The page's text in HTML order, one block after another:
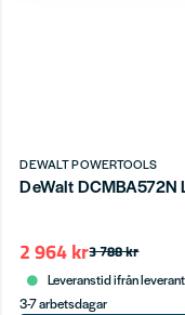
DEWALT POWERTOOLS
DeWalt
3 788 kr
2 964 kr
Leveranstid ifrån
3-7 arbetsdagar